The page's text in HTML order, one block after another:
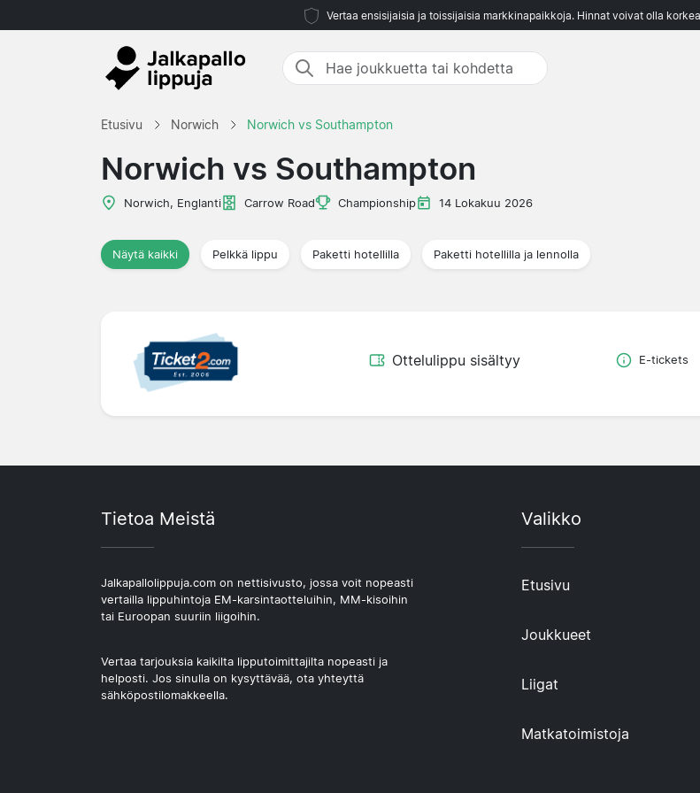
Vertaa ensisijaisia ja toissijaisia markkinapaikkoja. Hinnat voivat olla
Etusivu Norwich Norwich vs Southampton
Norwich vs Southampton
Norwich, Englanti Carrow Road Championship 14 Lokakuu 2026
Näytä kaikki Pelkkä lippu Paketti hotellilla Paketti hotellilla ja lennolla
Ottelulippu sisältyy E-tickets
Tietoa Meistä
Jalkapallolippuja.com on nettisivusto, jossa voit nopeasti
vertailla lippuhintoja EM-karsintaotteluihin, MM-kisoihin
tai Euroopan suuriin liigoihin.
Vertaa tarjouksia kaikilta lipputoimittajilta nopeasti ja
helposti. Jos sinulla on kysyttävää, ota yhteyttä
sähköpostilomakkeella.
Valikko
Etusivu
Joukkueet
Liigat
Matkatoimistoja